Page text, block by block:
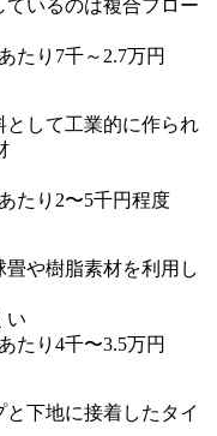
いるのは複合フロー
たり7千～2.7万円
して工業的に作られ
たり2〜5千円程度
や樹脂素材を利用し
い
たり4千〜3.5万円
下地に接着したタイ